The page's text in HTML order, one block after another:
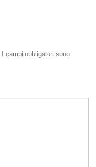
I campi obbligatori sono